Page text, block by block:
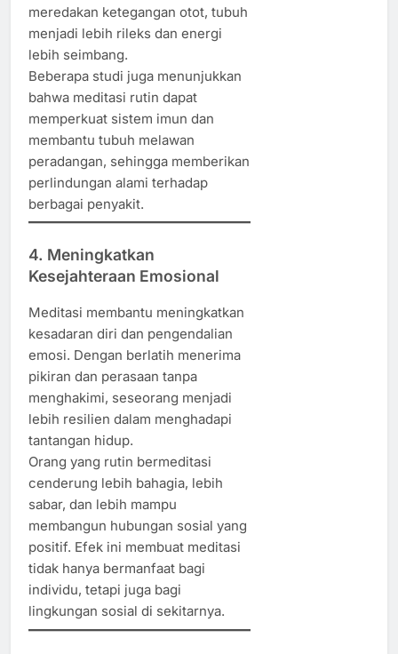
meredakan ketegangan otot, tubuh
menjadi lebih rileks dan energi
lebih seimbang.
Beberapa studi juga menunjukkan
bahwa meditasi rutin dapat
memperkuat sistem imun dan
membantu tubuh melawan
peradangan, sehingga memberikan
perlindungan alami terhadap
berbagai penyakit.
4. Meningkatkan
Kesejahteraan Emosional
Meditasi membantu meningkatkan
kesadaran diri dan pengendalian
emosi. Dengan berlatih menerima
pikiran dan perasaan tanpa
menghakimi, seseorang menjadi
lebih resilien dalam menghadapi
tantangan hidup.
Orang yang rutin bermeditasi
cenderung lebih bahagia, lebih
sabar, dan lebih mampu
membangun hubungan sosial yang
positif. Efek ini membuat meditasi
tidak hanya bermanfaat bagi
individu, tetapi juga bagi
lingkungan sosial di sekitarnya.